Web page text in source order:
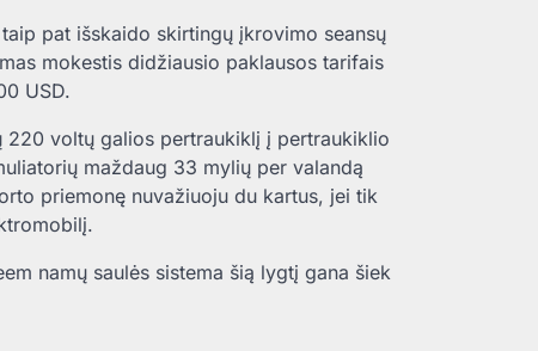
pat išskaido skirtingų įkrovimo seansų
mokestis didžiausio paklausos tarifais
USD.
220 voltų galios pertraukiklį į pertraukiklio
maždaug 33 mylių per valandą
priemonę nuvažiuoju du kartus, jei tik
namų saulės sistema šią lygtį gana šiek